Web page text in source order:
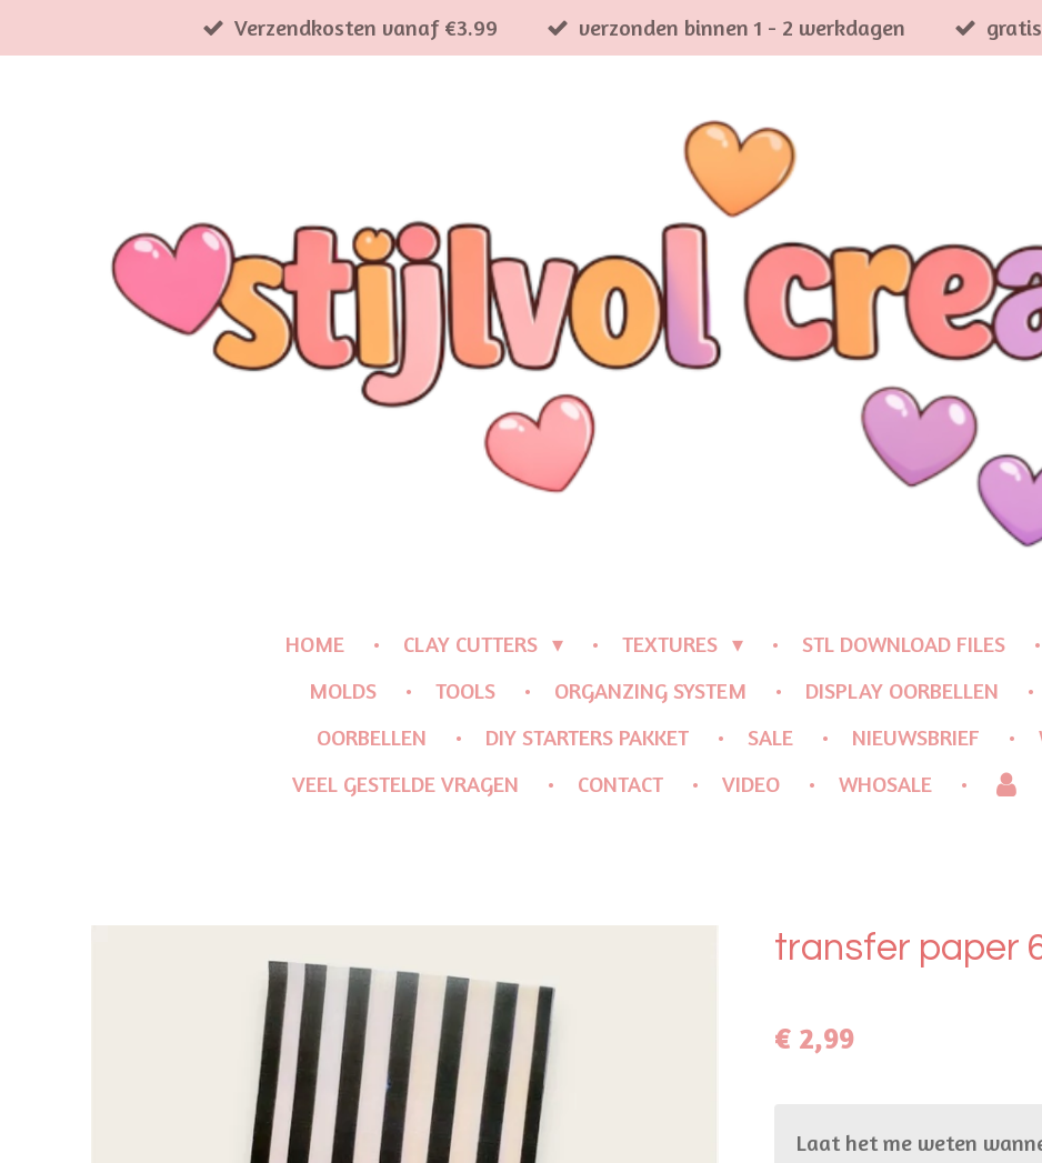
direct
Verzendkosten vanaf €3.99 verzonden binnen 1 - 2 werkdagen
HOME CLAY CUTTERS TEXTURES STL DOWNLOAD FILES
MOLDS
TOOLS ORGANZING SYSTEM DISPLAY OORBELLEN
OORBELLEN
DIY STARTERS PAKKET SALE NIEUWSBRIEF
VEEL GESTELDE VRAGEN
CONTACT VIDEO WHOSALE
transfer paper
€ 2,99
Laat het me weten